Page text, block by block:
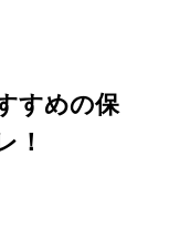
すめの保
！